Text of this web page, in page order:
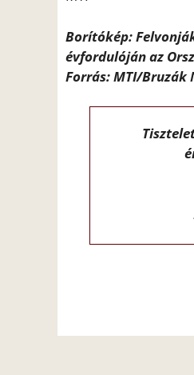
Borítókép:
évfordulóján az
Forrás: MTI/Bruzák